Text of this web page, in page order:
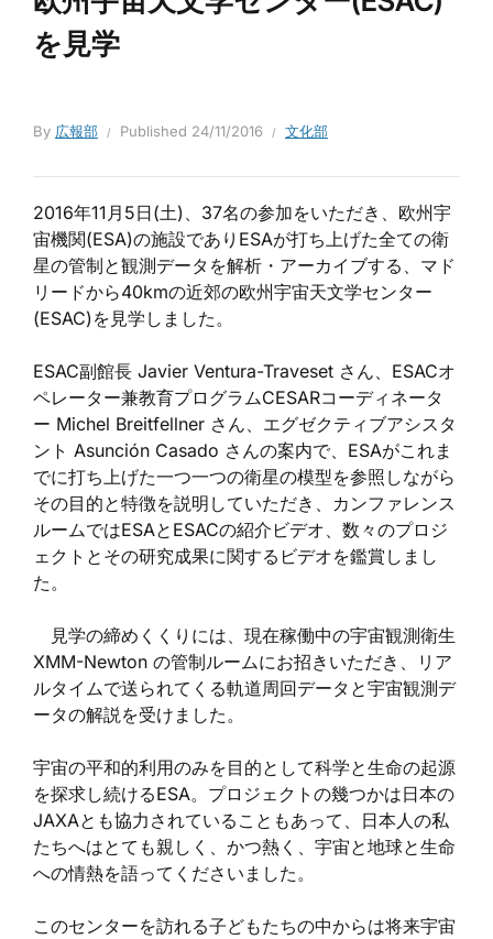
を見学
By 広報部 Published 24/11/2016 文化部
2016年11月5日(土)、37名の参加をいただき、欧州宇
宙機関(ESA)の施設でありESAが打ち上げた全ての衛
星の管制と観測データを解析・アーカイブする、マド
リードから40kmの近郊の欧州宇宙天文学センター
(ESAC)を見学しました。
ESAC副館長 Javier Ventura-Traveset さん、ESACオ
ペレーター兼教育プログラムCESARコーディネータ
ー Michel Breitfellner さん、エグゼクティブアシスタ
ント Asunción Casado さんの案内で、ESAがこれま
でに打ち上げた一つ一つの衛星の模型を参照しながら
その目的と特徴を説明していただき、カンファレンス
ルームではESAとESACの紹介ビデオ、数々のプロジ
ェクトとその研究成果に関するビデオを鑑賞しまし
た。
見学の締めくくりには、現在稼働中の宇宙観測衛生
XMM-Newton の管制ルームにお招きいただき、リア
ルタイムで送られてくる軌道周回データと宇宙観測デ
ータの解説を受けました。
宇宙の平和的利用のみを目的として科学と生命の起源
を探求し続けるESA。プロジェクトの幾つかは日本の
JAXAとも協力されていることもあって、日本人の私
たちへはとても親しく、かつ熱く、宇宙と地球と生命
への情熱を語ってくださいました。
このセンターを訪れる子どもたちの中からは将来宇宙